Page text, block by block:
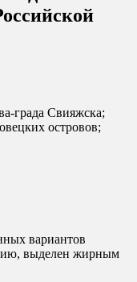
града Свияжска;
островов;
вариантов
выделен жирным